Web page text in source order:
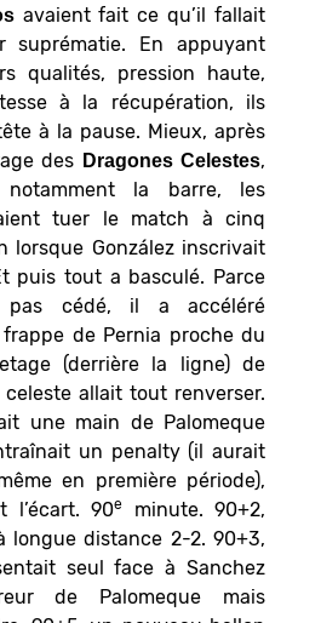
avaient fait ce qu’il fallait
suprématie. En appuyant
qualités, pression haute,
à la récupération, ils
à la pause. Mieux, après
des Dragones Celestes,
la barre, les
tuer le match à cinq
lorsque González inscrivait
puis tout a basculé. Parce
pas cédé, il a accéléré
de Pernia proche du
(derrière la ligne) de
allait tout renverser.
une main de Palomeque
un penalty (il aurait
en première période),
l’écart. 90e
minute. 90+2,
longue distance 2-2. 90+3,
seul face à Sanchez
de Palomeque mais